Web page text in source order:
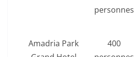
personnes
Amadria Park
400